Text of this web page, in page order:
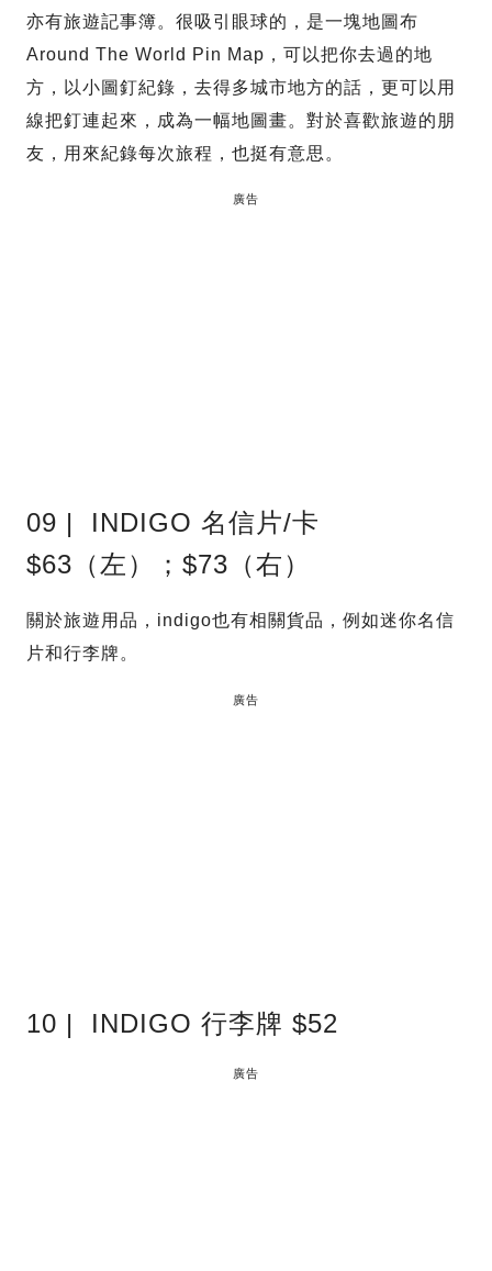
亦有旅遊記事簿。很吸引眼球的，是一塊地圖布
Around The World Pin Map，可以把你去過的地
方，以小圖釘紀錄，去得多城市地方的話，更可以用
線把釘連起來，成為一幅地圖畫。對於喜歡旅遊的朋
友，用來紀錄每次旅程，也挺有意思。
廣告
09 | INDIGO 名信片/卡
$63（左）；$73（右）
關於旅遊用品，indigo也有相關貨品，例如迷你名信
片和行李牌。
廣告
10 | INDIGO 行李牌 $52
廣告